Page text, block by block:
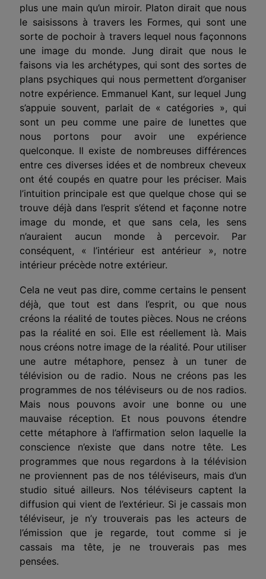
plus une main qu’un miroir. Platon dirait que nous
le saisissons à travers les Formes, qui sont une
sorte de pochoir à travers lequel nous façonnons
une image du monde. Jung dirait que nous le
faisons via les archétypes, qui sont des sortes de
plans psychiques qui nous permettent d’organiser
notre expérience. Emmanuel Kant, sur lequel Jung
s’appuie souvent, parlait de « catégories », qui
sont un peu comme une paire de lunettes que
nous portons pour avoir une expérience
quelconque. Il existe de nombreuses différences
entre ces diverses idées et de nombreux cheveux
ont été coupés en quatre pour les préciser. Mais
l’intuition principale est que quelque chose qui se
trouve déjà dans l’esprit s’étend et façonne notre
image du monde, et que sans cela, les sens
n’auraient aucun monde à percevoir. Par
conséquent, « l’intérieur est antérieur », notre
intérieur précède notre extérieur.
Cela ne veut pas dire, comme certains le pensent
déjà, que tout est dans l’esprit, ou que nous
créons la réalité de toutes pièces. Nous ne créons
pas la réalité en soi. Elle est réellement là. Mais
nous créons notre image de la réalité. Pour utiliser
une autre métaphore, pensez à un tuner de
télévision ou de radio. Nous ne créons pas les
programmes de nos téléviseurs ou de nos radios.
Mais nous pouvons avoir une bonne ou une
mauvaise réception. Et nous pouvons étendre
cette métaphore à l’affirmation selon laquelle la
conscience n’existe que dans notre tête. Les
programmes que nous regardons à la télévision
ne proviennent pas de nos téléviseurs, mais d’un
studio situé ailleurs. Nos téléviseurs captent la
diffusion qui vient de l’extérieur. Si je cassais mon
téléviseur, je n’y trouverais pas les acteurs de
l’émission que je regarde, tout comme si je
cassais ma tête, je ne trouverais pas mes
pensées.